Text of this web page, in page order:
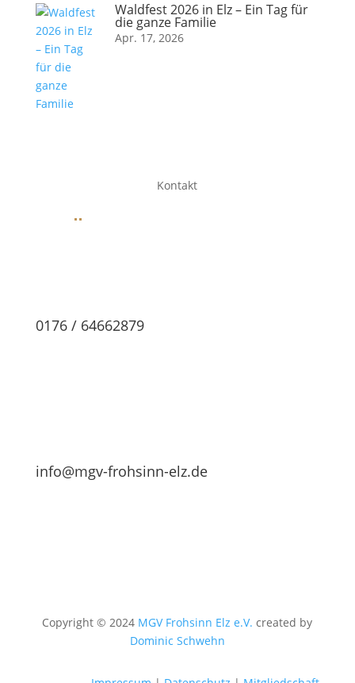
Waldfest 2026 in Elz – Ein Tag für
die ganze Familie
Apr. 17, 2026
Kontakt
0176 / 64662879
info@mgv-frohsinn-elz.de
Copyright © 2024 MGV Frohsinn Elz e.V. created by
Dominic Schwehn